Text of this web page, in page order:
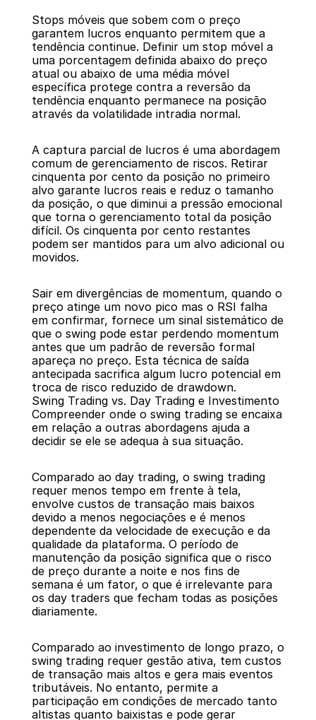
Stops móveis que sobem com o preço
garantem lucros enquanto permitem que a
tendência continue. Definir um stop móvel a
uma porcentagem definida abaixo do preço
atual ou abaixo de uma média móvel
específica protege contra a reversão da
tendência enquanto permanece na posição
através da volatilidade intradia normal.
A captura parcial de lucros é uma abordagem
comum de gerenciamento de riscos. Retirar
cinquenta por cento da posição no primeiro
alvo garante lucros reais e reduz o tamanho
da posição, o que diminui a pressão emocional
que torna o gerenciamento total da posição
difícil. Os cinquenta por cento restantes
podem ser mantidos para um alvo adicional ou
movidos.
Sair em divergências de momentum, quando o
preço atinge um novo pico mas o RSI falha
em confirmar, fornece um sinal sistemático de
que o swing pode estar perdendo momentum
antes que um padrão de reversão formal
apareça no preço. Esta técnica de saída
antecipada sacrifica algum lucro potencial em
troca de risco reduzido de drawdown.
Swing Trading vs. Day Trading e Investimento
Compreender onde o swing trading se encaixa
em relação a outras abordagens ajuda a
decidir se ele se adequa à sua situação.
Comparado ao day trading, o swing trading
requer menos tempo em frente à tela,
envolve custos de transação mais baixos
devido a menos negociações e é menos
dependente da velocidade de execução e da
qualidade da plataforma. O período de
manutenção da posição significa que o risco
de preço durante a noite e nos fins de
semana é um fator, o que é irrelevante para
os day traders que fecham todas as posições
diariamente.
Comparado ao investimento de longo prazo, o
swing trading requer gestão ativa, tem custos
de transação mais altos e gera mais eventos
tributáveis. No entanto, permite a
participação em condições de mercado tanto
altistas quanto baixistas e pode gerar